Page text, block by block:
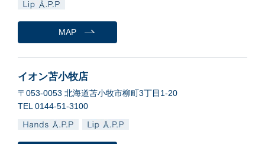
MAP
イオン苫小牧店
〒053-0053 北海道苫小牧市柳町3丁目1-20
TEL 0144-51-3100